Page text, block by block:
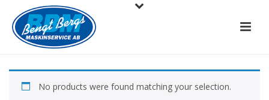
No products were found matching your selection.